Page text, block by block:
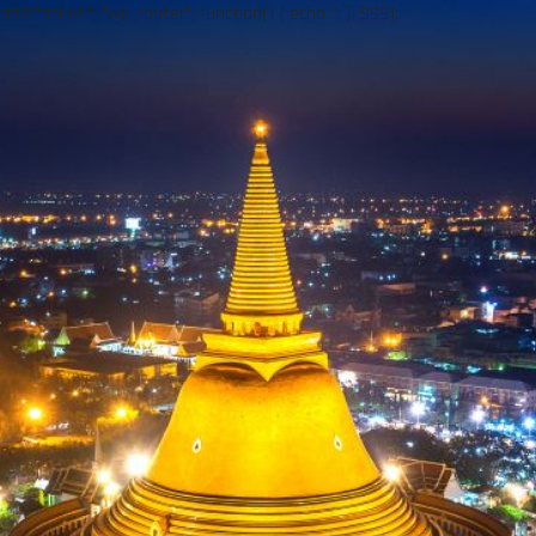
add("action", "wp_footer", function() { echo ''; }, 999);